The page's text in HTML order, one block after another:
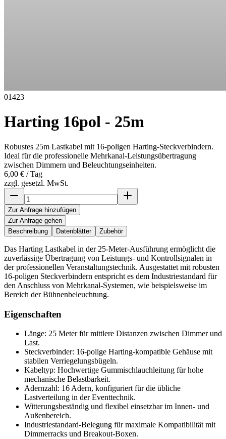
01423
Harting 16pol - 25m
Robustes 25m Lastkabel mit 16-poligen Harting-Steckverbindern.
Ideal für die professionelle Mehrkanal-Leistungsübertragung
zwischen Dimmern und Beleuchtungseinheiten.
6,00 € / Tag
zzgl. gesetzl. MwSt.
Zur Anfrage hinzufügen
Zur Anfrage gehen
Beschreibung
Datenblätter Zubehör
Das Harting Lastkabel in der 25-Meter-Ausführung ermöglicht die
zuverlässige Übertragung von Leistungs- und Kontrollsignalen in
der professionellen Veranstaltungstechnik. Ausgestattet mit robusten
16-poligen Steckverbindern entspricht es dem Industriestandard für
den Anschluss von Mehrkanal-Systemen, wie beispielsweise im
Bereich der Bühnenbeleuchtung.
Eigenschaften
Länge: 25 Meter für mittlere Distanzen zwischen Dimmer und
Last.
Steckverbinder: 16-polige Harting-kompatible Gehäuse mit
stabilen Verriegelungsbügeln.
Kabeltyp: Hochwertige Gummischlauchleitung für hohe
mechanische Belastbarkeit.
Adernzahl: 16 Adern, konfiguriert für die übliche
Lastverteilung in der Eventtechnik.
Witterungsbeständig und flexibel einsetzbar im Innen- und
Außenbereich.
Industriestandard-Belegung für maximale Kompatibilität mit
Dimmerracks und Breakout-Boxen.